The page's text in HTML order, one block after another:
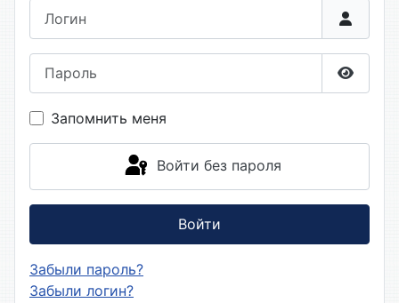
Запомнить меня
Войти без пароля
Войти
Забыли пароль?
Забыли логин?